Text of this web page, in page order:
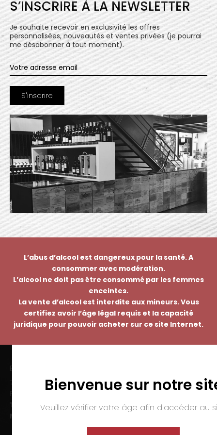
S’INSCRIRE À LA NEWSLETTER
Je souhaite recevoir en exclusivité les offres
personnalisées, nouveautés et ventes privées (je pourrai
me désabonner à tout moment).
L’abus d’alcool est dangereux pour la santé. A
consommer avec modération.
L’alcool ne doit pas être consommé par les femmes
enceintes.
La vente d’alcool est interdite aux mineurs. Vous
certifiez avoir l’âge légal requis et la capacité
juridique pour pouvoir acheter sur ce site Internet.
Bienvenue sur notre
Veuillez vérifier votre âge afin d'accéder au
EMMANUEL NASTI
7 avenue Pierre Pflimlin – ZAC Espale
Tél. :
03 89 46 50 35
Mail :